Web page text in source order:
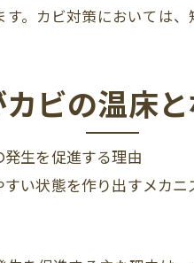
す。カビ対策においては
ビの温床
発生を促進する理由
すい状態を作り出すメカニ